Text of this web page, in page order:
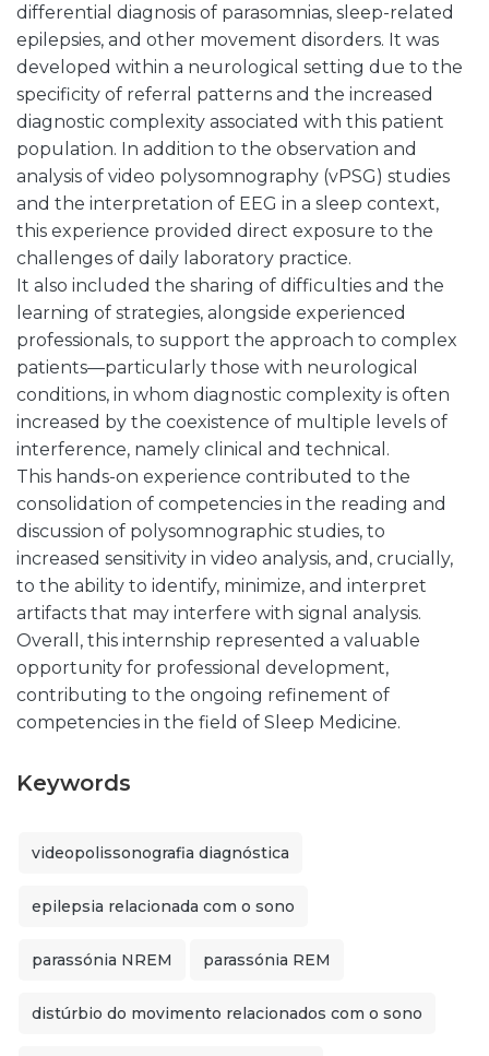
differential diagnosis of parasomnias, sleep-related
epilepsies, and other movement disorders. It was
developed within a neurological setting due to the
specificity of referral patterns and the increased
diagnostic complexity associated with this patient
population. In addition to the observation and
analysis of video polysomnography (vPSG) studies
and the interpretation of EEG in a sleep context,
this experience provided direct exposure to the
challenges of daily laboratory practice.
It also included the sharing of difficulties and the
learning of strategies, alongside experienced
professionals, to support the approach to complex
patients—particularly those with neurological
conditions, in whom diagnostic complexity is often
increased by the coexistence of multiple levels of
interference, namely clinical and technical.
This hands-on experience contributed to the
consolidation of competencies in the reading and
discussion of polysomnographic studies, to
increased sensitivity in video analysis, and, crucially,
to the ability to identify, minimize, and interpret
artifacts that may interfere with signal analysis.
Overall, this internship represented a valuable
opportunity for professional development,
contributing to the ongoing refinement of
competencies in the field of Sleep Medicine.
Keywords
videopolissonografia diagnóstica
epilepsia relacionada com o sono
parassónia NREM parassónia REM
distúrbio do movimento relacionados com o sono